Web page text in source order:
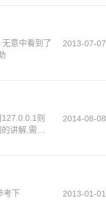
意中看到了
2013-07-07
则
讲解,需要
2014-08-08
考下 2013-01-01